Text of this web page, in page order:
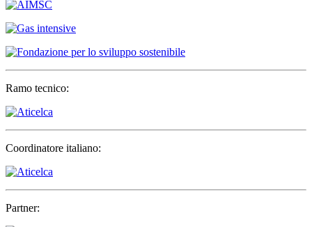
Ramo tecnico:
Coordinatore italiano:
Partner: